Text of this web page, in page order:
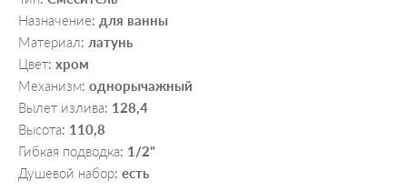
Назначение: для ванны
Материал: латунь
Цвет: хром
Механизм: однорычажный
Вылет излива: 128,4
Высота: 110,8
Гибкая подводка: 1/2"
Душевой набор: есть